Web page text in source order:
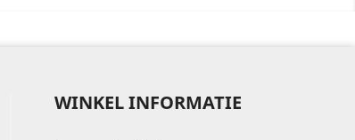
WINKEL INFORMATIE